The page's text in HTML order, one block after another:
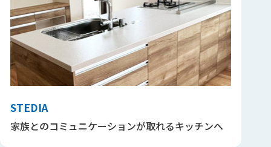
STEDIA
家族とのコミュニケーションが取れるキッチンへ